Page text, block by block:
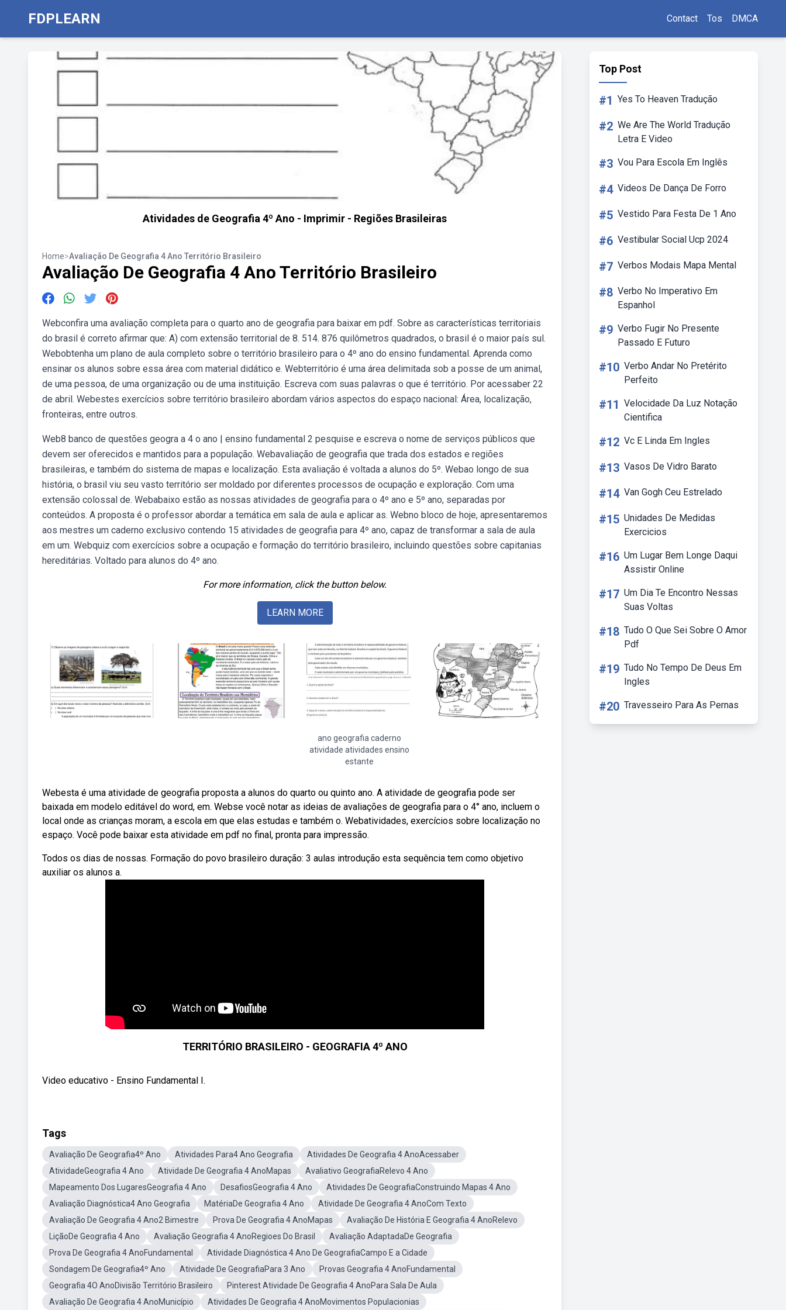
FDPLEARN Contact Tos DMCA
Atividades de Geografia 4º Ano - Imprimir - Regiões Brasileiras
Home>Avaliação De Geografia 4 Ano Território Brasileiro
Avaliação De Geografia 4 Ano Território Brasileiro
Webconfira uma avaliação completa para o quarto ano de geografia para baixar em pdf. Sobre as características territoriais
do brasil é correto afirmar que: A) com extensão territorial de 8. 514. 876 quilômetros quadrados, o brasil é o maior país sul.
Webobtenha um plano de aula completo sobre o território brasileiro para o 4º ano do ensino fundamental. Aprenda como
ensinar os alunos sobre essa área com material didático e. Webterritório é uma área delimitada sob a posse de um animal,
de uma pessoa, de uma organização ou de uma instituição. Escreva com suas palavras o que é território. Por acessaber 22
de abril. Webestes exercícios sobre território brasileiro abordam vários aspectos do espaço nacional: Área, localização,
fronteiras, entre outros.
Web8 banco de questões geogra a 4 o ano | ensino fundamental 2 pesquise e escreva o nome de serviços públicos que
devem ser oferecidos e mantidos para a população. Webavaliação de geografia que trada dos estados e regiões
brasileiras, e também do sistema de mapas e localização. Esta avaliação é voltada a alunos do 5º. Webao longo de sua
história, o brasil viu seu vasto território ser moldado por diferentes processos de ocupação e exploração. Com uma
extensão colossal de. Webabaixo estão as nossas atividades de geografia para o 4º ano e 5º ano, separadas por
conteúdos. A proposta é o professor abordar a temática em sala de aula e aplicar as. Webno bloco de hoje, apresentaremos
aos mestres um caderno exclusivo contendo 15 atividades de geografia para 4º ano, capaz de transformar a sala de aula
em um. Webquiz com exercícios sobre a ocupação e formação do território brasileiro, incluindo questões sobre capitanias
hereditárias. Voltado para alunos do 4º ano.
For more information, click the button below.
LEARN MORE
ano geografia caderno
atividade atividades ensino
estante
Webesta é uma atividade de geografia proposta a alunos do quarto ou quinto ano. A atividade de geografia pode ser
baixada em modelo editável do word, em. Webse você notar as ideias de avaliações de geografia para o 4° ano, incluem o
local onde as crianças moram, a escola em que elas estudas e também o. Webatividades, exercícios sobre localização no
espaço. Você pode baixar esta atividade em pdf no final, pronta para impressão.
Todos os dias de nossas. Formação do povo brasileiro duração: 3 aulas introdução esta sequência tem como objetivo
auxiliar os alunos a.
TERRITÓRIO BRASILEIRO - GEOGRAFIA 4º ANO
Video educativo - Ensino Fundamental I.
Tags
Avaliação De Geografia4º Ano Atividades Para4 Ano Geografia
Atividades De Geografia 4 AnoAcessaber
AtividadeGeografia 4 Ano
Atividade De Geografia 4 AnoMapas
Avaliativo GeografiaRelevo 4 Ano
Mapeamento Dos LugaresGeografia 4 Ano
DesafiosGeografia 4 Ano
Atividades De GeografiaConstruindo Mapas 4 Ano
Avaliação Diagnóstica4 Ano Geografia
MatériaDe Geografia 4 Ano
Atividade De Geografia 4 AnoCom Texto
Avaliação De Geografia 4 Ano2 Bimestre
Prova De Geografia 4 AnoMapas
Avaliação De História E Geografia 4 AnoRelevo
LiçãoDe Geografia 4 Ano
Avaliação Geografia 4 AnoRegioes Do Brasil
Avaliação AdaptadaDe Geografia
Prova De Geografia 4 AnoFundamental
Atividade Diagnóstica 4 Ano De GeografiaCampo E a Cidade
Sondagem De Geografia4º Ano
Atividade De GeografiaPara 3 Ano
Provas Geografia 4 AnoFundamental
Geografia 4O AnoDivisão Território Brasileiro
Pinterest Atividade De Geografia 4 AnoPara Sala De Aula
Avaliação De Geografia 4 AnoMunicípio
Atividades De Geografia 4 AnoMovimentos Populacionias
Top Post
#1 Yes To Heaven Tradução
#2 We Are The World Tradução
Letra E Video
#3 Vou Para Escola Em Inglês
#4 Videos De Dança De Forro
#5 Vestido Para Festa De 1 Ano
#6 Vestibular Social Ucp 2024
#7 Verbos Modais Mapa Mental
#8 Verbo No Imperativo Em
Espanhol
#9 Verbo Fugir No Presente
Passado E Futuro
#10 Verbo Andar No Pretérito
Perfeito
#11 Velocidade Da Luz Notação
Cientifica
#12 Vc E Linda Em Ingles
#13 Vasos De Vidro Barato
#14 Van Gogh Ceu Estrelado
#15 Unidades De Medidas
Exercicios
#16 Um Lugar Bem Longe Daqui
Assistir Online
#17 Um Dia Te Encontro Nessas
Suas Voltas
#18 Tudo O Que Sei Sobre O Amor
Pdf
#19 Tudo No Tempo De Deus Em
Ingles
#20 Travesseiro Para As Pernas